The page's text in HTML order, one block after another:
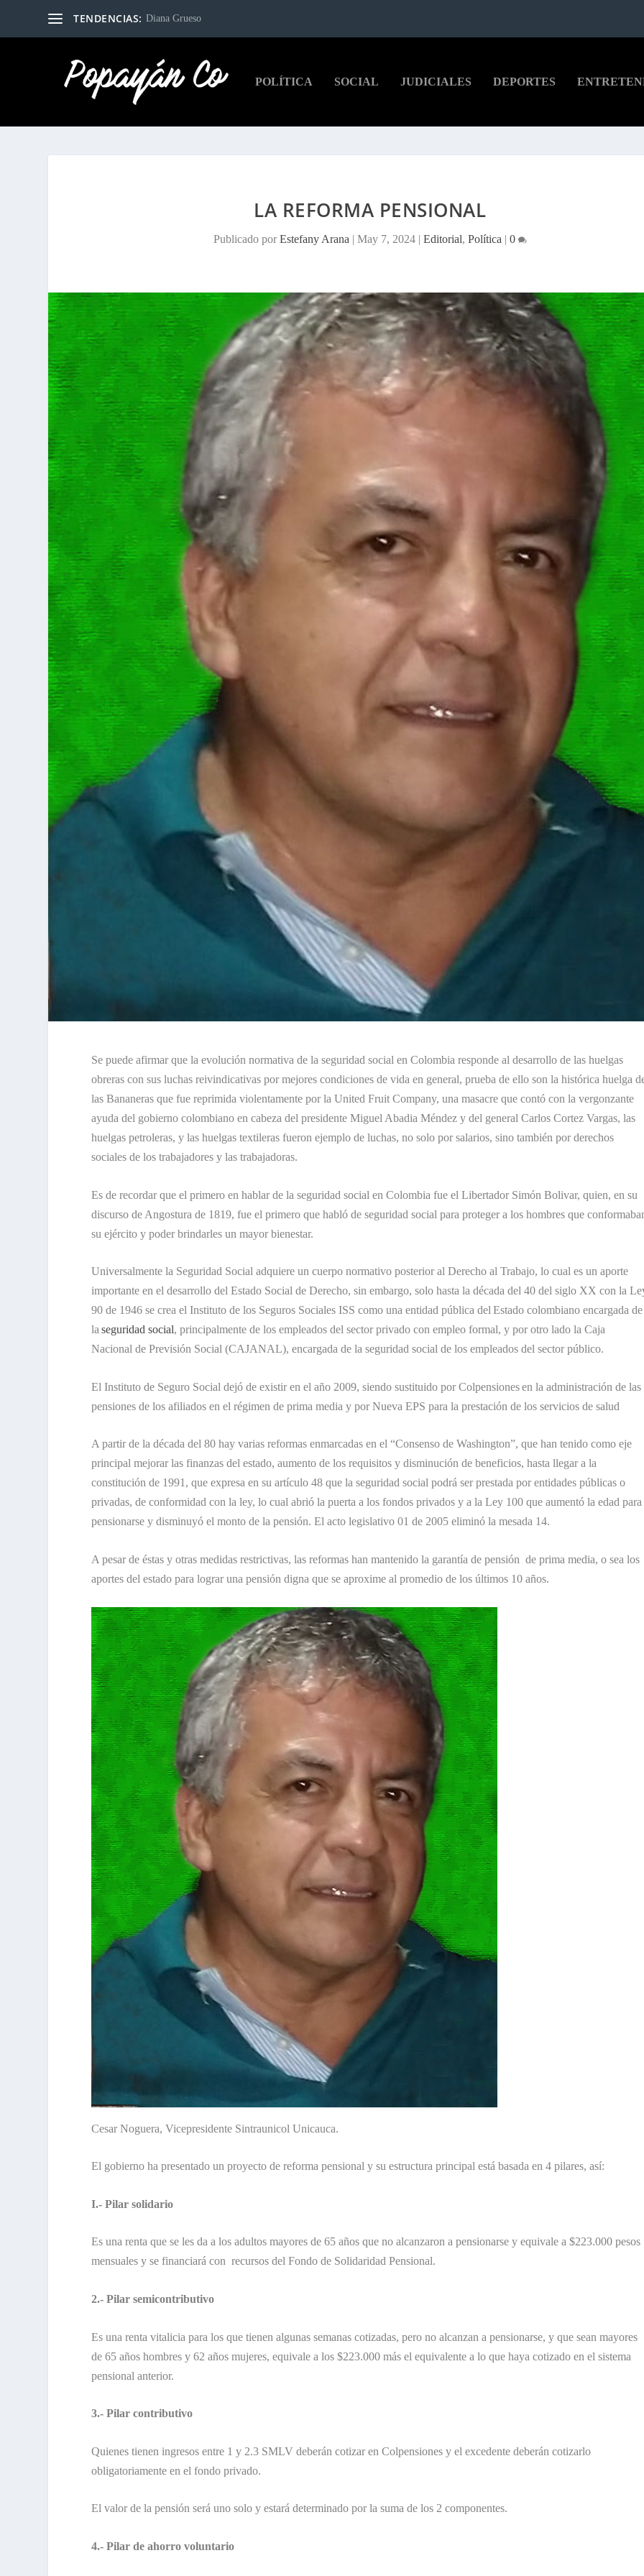
TENDENCIAS: Diana Grueso
POLÍTICA SOCIAL JUDICIALES DEPORTES
LA REFORMA PENSIONAL
Publicado porEstefany Arana | May 7, 2024| Editorial, Política | 0
Se puede afirmar que la evolución normativa de la seguridad social en Colombia responde al desarrollo de las huelgas
obreras con sus luchas reivindicativas por mejores condiciones de vida en general, prueba de ello son la histórica huelga
las Bananeras que fue reprimida violentamente por la United Fruit Company, una masacre que contó con la vergonzante
ayuda del gobierno colombiano en cabeza del presidente Miguel Abadia Méndez y del general Carlos Cortez Vargas, las
huelgas petroleras, y las huelgas textileras fueron ejemplo de luchas, no solo por salarios, sino también por derechos
sociales de los trabajadores y las trabajadoras.
Es de recordar que el primero en hablar de la seguridad social en Colombia fue el Libertador Simón Bolivar, quien, en su
discurso de Angostura de 1819, fue el primero que habló de seguridad social para proteger a los hombres que
su ejército y poder brindarles un mayor bienestar.
Universalmente la Seguridad Social adquiere un cuerpo normativo posterior al Derecho al Trabajo, lo cual es un aporte
importante en el desarrollo del Estado Social de Derecho, sin embargo, solo hasta la década del 40 del siglo XX con la
90 de 1946 se crea el Instituto de los Seguros Sociales ISS como una entidad pública del Estado colombiano encargada de
laseguridad social, principalmente de los empleados del sector privado con empleo formal, y por otro lado la Caja
Nacional de Previsión Social (CAJANAL), encargada de la seguridad social de los empleados del sector público.
El Instituto de Seguro Social dejó de existir en el año 2009, siendo sustituido por Colpensiones en la administración de las
pensiones de los afiliados en el régimen de prima media y por Nueva EPS para la prestación de los servicios de salud
A partir de la década del 80 hay varias reformas enmarcadas en el “Consenso de Washington”, que han tenido como eje
principal mejorar las finanzas del estado, aumento de los requisitos y disminución de beneficios, hasta llegar a la
constitución de 1991, que expresa en su artículo 48 que la seguridad social podrá ser prestada por entidades públicas o
privadas, de conformidad con la ley, lo cual abrió la puerta a los fondos privados y a la Ley 100 que aumentó la edad para
pensionarse y disminuyó el monto de la pensión. El acto legislativo 01 de 2005 eliminó la mesada 14.
A pesar de éstas y otras medidas restrictivas, las reformas han mantenido la garantía de pensión de prima media, o sea los
aportes del estado para lograr una pensión digna que se aproxime al promedio de los últimos 10 años.
Cesar Noguera, Vicepresidente Sintraunicol Unicauca.
El gobierno ha presentado un proyecto de reforma pensional y su estructura principal está basada en 4 pilares, así:
I.- Pilar solidario
Es una renta que se les da a los adultos mayores de 65 años que no alcanzaron a pensionarse y equivale a $223.000 pesos
mensuales y se financiará con recursos del Fondo de Solidaridad Pensional.
2.- Pilar semicontributivo
Es una renta vitalicia para los que tienen algunas semanas cotizadas, pero no alcanzan a pensionarse, y que sean mayores
de 65 años hombres y 62 años mujeres, equivale a los $223.000 más el equivalente a lo que haya cotizado en el sistema
pensional anterior.
3.- Pilar contributivo
Quienes tienen ingresos entre 1 y 2.3 SMLV deberán cotizar en Colpensiones y el excedente deberán cotizarlo
obligatoriamente en el fondo privado.
El valor de la pensión será uno solo y estará determinado por la suma de los 2 componentes.
4.- Pilar de ahorro voluntario